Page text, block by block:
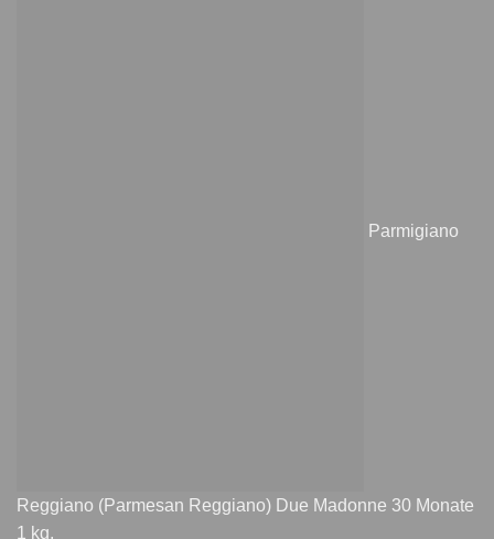
Parmigiano
Reggiano (Parmesan Reggiano) Due Madonne 30 Monate
1 kg.